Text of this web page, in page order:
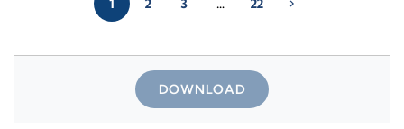
1 2 3 … 22 chevron_right
DOWNLOAD